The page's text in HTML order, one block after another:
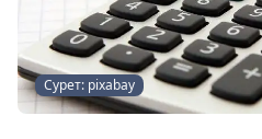
Сурет: pixabay